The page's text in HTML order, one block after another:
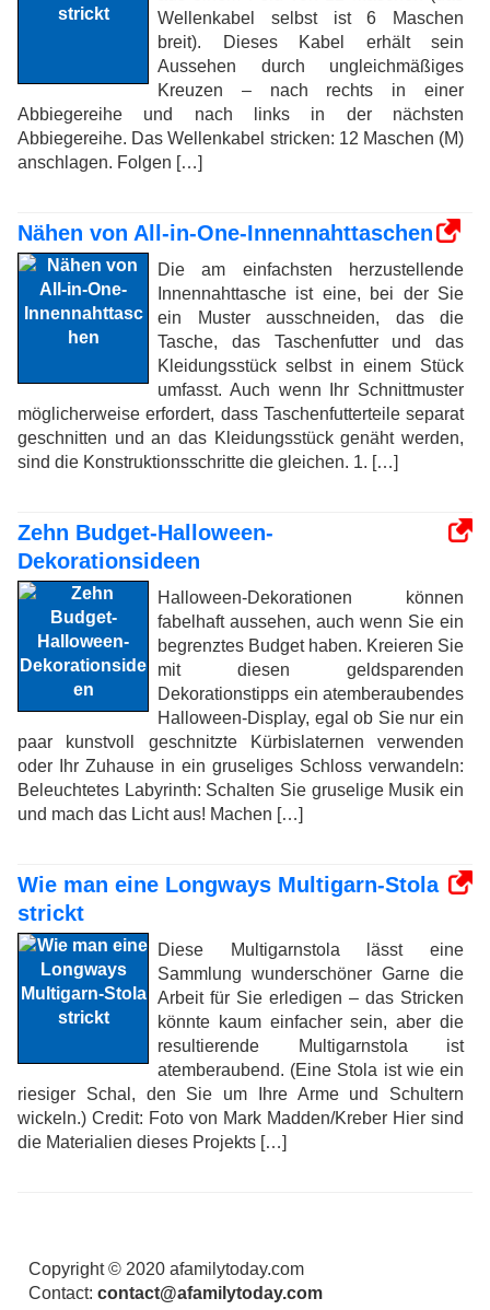
Wellenkabel selbst ist 6 Maschen
breit). Dieses Kabel erhält sein
Aussehen durch ungleichmäßiges
Kreuzen – nach rechts in einer
Abbiegereihe und nach links in der nächsten
Abbiegereihe. Das Wellenkabel stricken: 12 Maschen (M)
anschlagen. Folgen […]
Nähen von All-in-One-Innennahttaschen
Die am einfachsten herzustellende
Innennahttasche ist eine, bei der Sie
ein Muster ausschneiden, das die
Tasche, das Taschenfutter und das
Kleidungsstück selbst in einem Stück
umfasst. Auch wenn Ihr Schnittmuster
möglicherweise erfordert, dass Taschenfutterteile separat
geschnitten und an das Kleidungsstück genäht werden,
sind die Konstruktionsschritte die gleichen. 1. […]
Zehn Budget-Halloween-
Dekorationsideen
Halloween-Dekorationen können
fabelhaft aussehen, auch wenn Sie ein
begrenztes Budget haben. Kreieren Sie
mit diesen geldsparenden
Dekorationstipps ein atemberaubendes
Halloween-Display, egal ob Sie nur ein
paar kunstvoll geschnitzte Kürbislaternen verwenden
oder Ihr Zuhause in ein gruseliges Schloss verwandeln:
Beleuchtetes Labyrinth: Schalten Sie gruselige Musik ein
und mach das Licht aus! Machen […]
Wie man eine Longways Multigarn-Stola
strickt
Diese Multigarnstola lässt eine
Sammlung wunderschöner Garne die
Arbeit für Sie erledigen – das Stricken
könnte kaum einfacher sein, aber die
resultierende Multigarnstola ist
atemberaubend. (Eine Stola ist wie ein
riesiger Schal, den Sie um Ihre Arme und Schultern
wickeln.) Credit: Foto von Mark Madden/Kreber Hier sind
die Materialien dieses Projekts […]
Copyright © 2020 afamilytoday.com
Contact: contact@afamilytoday.com